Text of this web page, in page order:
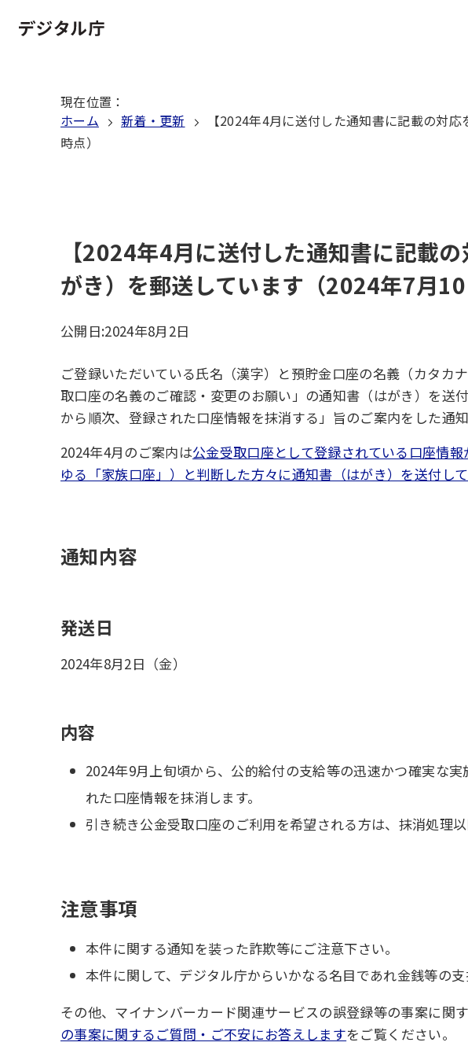
文
現在位置 ：
ホーム
新着・更新
【2024年4月に送付した通知書に記載の対
時点）
【2024年4月に送付した通知書に記載
がき）を郵送しています（2024年7月10
公開日:2024年8月2日
ご登録いただいている氏名（漢字）と預貯金口座の名義（カタカ
取口座の名義のご確認・変更のお願い」の通知書（はがき）を送
から順次、登録された口座情報を抹消する」旨のご案内をした通
2024年4月のご案内は公金受取口座として登録されている口座情
ゆる「家族口座」）と判断した方々に通知書（はがき）を送付し
通知内容
発送日
2024年8月2日（金）
内容
2024年9月上旬頃から、公的給付の支給等の迅速かつ確実な
れた口座情報を抹消します。
引き続き公金受取口座のご利用を希望される方は、抹消処理
注意事項
本件に関する通知を装った詐欺等にご注意下さい。
本件に関して、デジタル庁からいかなる名目であれ金銭等の支
その他、マイナンバーカード関連サービスの誤登録等の事案に関
の事案に関するご質問・ご不安にお答えしますをご覧ください。